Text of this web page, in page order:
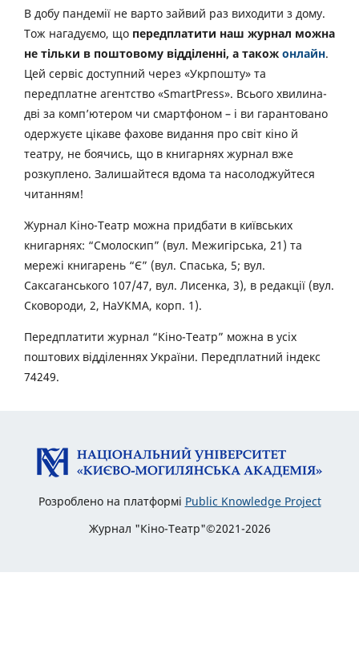
В добу пандемії не варто зайвий раз виходити з дому.
Тож нагадуємо, що передплатити наш журнал можна
не тільки в поштовому відділенні, а також онлайн.
Цей сервіс доступний через «Укрпошту» та
передплатне агентство «SmartPress». Всього хвилина-
дві за комп’ютером чи смартфоном – і ви гарантовано
одержуєте цікаве фахове видання про світ кіно й
театру, не боячись, що в книгарнях журнал вже
розкуплено. Залишайтеся вдома та насолоджуйтеся
читанням!
Журнал Кіно-Театр можна придбати в київських
книгарнях: “Смолоскип” (вул. Межигірська, 21) та
мережі книгарень “Є” (вул. Спаська, 5; вул.
Саксаганського 107/47, вул. Лисенка, 3), в редакції (вул.
Сковороди, 2, НаУКМА, корп. 1).
Передплатити журнал “Кіно-Театр” можна в усіх
поштових відділеннях України. Передплатний індекс
74249.
Розроблено на платформі Public Knowledge Project
Журнал "Кіно-Театр"©2021-2026